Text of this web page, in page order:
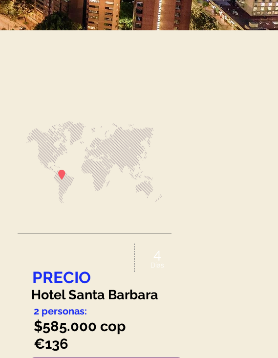
4
Días
PRECIO
Hotel Santa Barbara
2 personas:
$585.000 cop
€136